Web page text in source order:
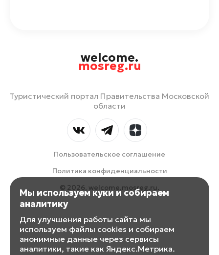
welcome.
mosreg.ru
Туристический портал Правительства Московской
области
Пользовательское соглашение
Политика конфиденциальности
© 2026, welcome.mosreg.ru.
Мы используем куки и собираем
аналитику
Для улучшения работы сайта мы
используем файлы cookies и собираем
анонимные данные через сервисы
аналитики, такие как Яндекс.Метрика.